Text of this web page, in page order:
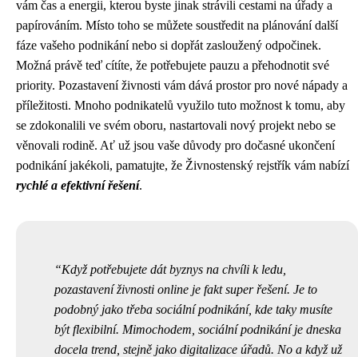
vám čas a energii, kterou byste jinak strávili cestami na úřady a
papírováním. Místo toho se můžete soustředit na plánování další
fáze vašeho podnikání nebo si dopřát zasloužený odpočinek.
Možná právě teď cítíte, že potřebujete pauzu a přehodnotit své
priority. Pozastavení živnosti vám dává prostor pro nové nápady a
příležitosti. Mnoho podnikatelů využilo tuto možnost k tomu, aby
se zdokonalili ve svém oboru, nastartovali nový projekt nebo se
věnovali rodině. Ať už jsou vaše důvody pro dočasné ukončení
podnikání jakékoli, pamatujte, že Živnostenský rejstřík vám nabízí
rychlé a efektivní řešení.
Když potřebujete dát byznys na chvíli k ledu,
pozastavení živnosti online je fakt super řešení. Je to
podobný jako třeba sociální podnikání, kde taky musíte
být flexibilní. Mimochodem, sociální podnikání je dneska
docela trend, stejně jako digitalizace úřadů. No a když už